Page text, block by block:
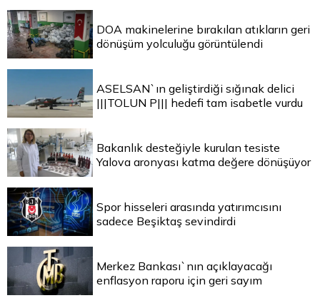
DOA makinelerine bırakılan atıkların geri
dönüşüm yolculuğu görüntülendi
ASELSAN`ın geliştirdiği sığınak delici
|||TOLUN P||| hedefi tam isabetle vurdu
Bakanlık desteğiyle kurulan tesiste
Yalova aronyası katma değere dönüşüyor
Spor hisseleri arasında yatırımcısını
sadece Beşiktaş sevindirdi
Merkez Bankası`nın açıklayacağı
enflasyon raporu için geri sayım